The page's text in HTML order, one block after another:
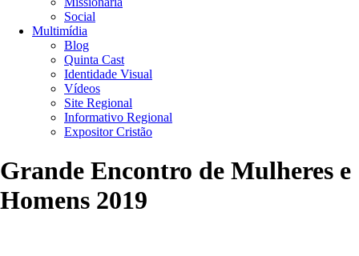
Social
Multimídia
Blog
Quinta Cast
Identidade Visual
Vídeos
Site Regional
Informativo Regional
Expositor Cristão
Grande Encontro de Mulheres e
Homens 2019